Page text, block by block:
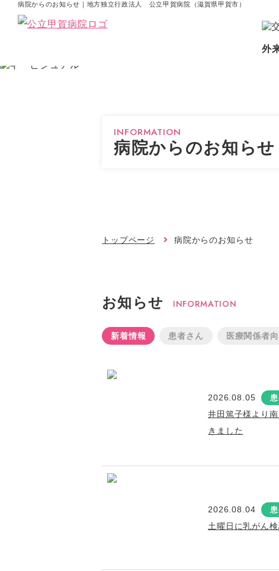
病院からのお知らせ｜地方独立行政法人 公立甲賀病院（滋賀県甲賀市）
外
INFORMATION
病院からのお知らせ
トップページ 病院からのお知らせ
お知らせ INFORMATION
新着情報 患者さん 医療関係者
2026.08.05
井田篤子様より
きました
2026.08.04
土曜日に乳がん